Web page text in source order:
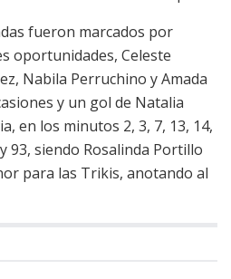
fueron marcados por
oportunidades, Celeste
Nabila Perruchino y Amada
y un gol de Natalia
en los minutos 2, 3, 7, 13, 14,
93, siendo Rosalinda Portillo
para las Trikis, anotando al